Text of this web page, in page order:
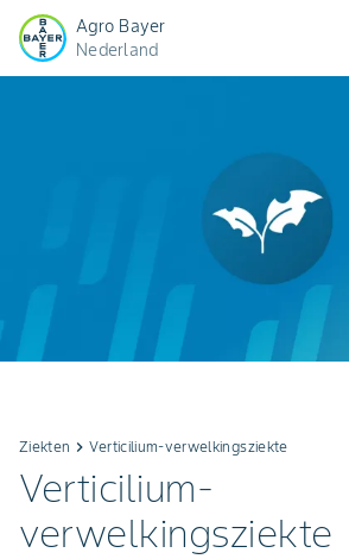
Agro Bayer
Nederland
Ziekten keyboard_arrow_rightVerticilium-verwelkingsziekte
Verticilium-
verwelkingsziekte